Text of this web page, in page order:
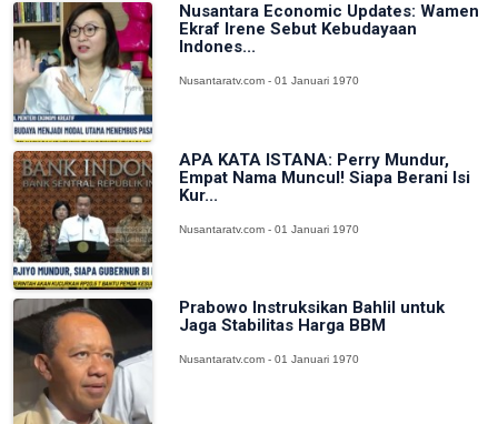
Nusantara Economic Updates: Wamen
Ekraf Irene Sebut Kebudayaan
Indones...
Nusantaratv.com - 01 Januari 1970
APA KATA ISTANA: Perry Mundur,
Empat Nama Muncul! Siapa Berani Isi
Kur...
Nusantaratv.com - 01 Januari 1970
Prabowo Instruksikan Bahlil untuk
Jaga Stabilitas Harga BBM
Nusantaratv.com - 01 Januari 1970